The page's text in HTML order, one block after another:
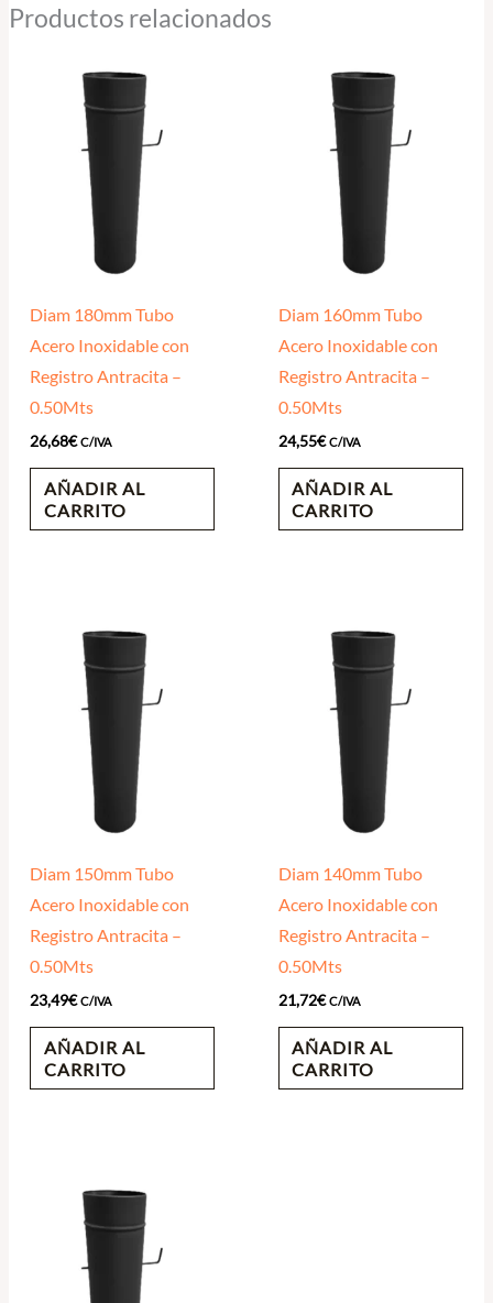
Productos relacionados
Diam 180mm Tubo
Acero Inoxidable con
Registro Antracita –
0.50Mts
26,68€ C/IVA
AÑADIR AL
CARRITO
Diam 160mm Tubo
Acero Inoxidable con
Registro Antracita –
0.50Mts
24,55€ C/IVA
AÑADIR AL
CARRITO
Diam 150mm Tubo
Acero Inoxidable con
Registro Antracita –
0.50Mts
23,49€ C/IVA
AÑADIR AL
CARRITO
Diam 140mm Tubo
Acero Inoxidable con
Registro Antracita –
0.50Mts
21,72€ C/IVA
AÑADIR AL
CARRITO